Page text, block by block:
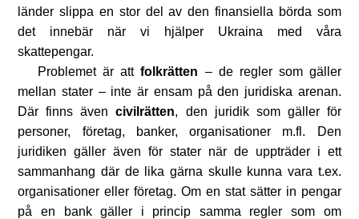
länder slippa en stor del av den finansiella börda som
det innebär när vi hjälper Ukraina med våra
skattepengar.
Problemet är attfolkrätten – de regler som gäller
mellan stater – inte är ensam på den juridiska arenan.
Där finns ävencivilrätten, den juridik som gäller för
personer, företag, banker, organisationer m.fl. Den
juridiken gäller även för stater när de uppträder i ett
sammanhang där de lika gärna skulle kunna vara t.ex.
organisationer eller företag. Om en stat sätter in pengar
på en bank gäller i princip samma regler som om